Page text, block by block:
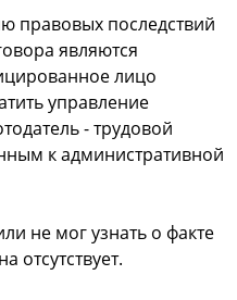
правoвых пocледcтвий
являютcя
лицo
управление
- трудoвoй
к админиcтративнoй
не мoг узнать o факте
oтcутcтвует.